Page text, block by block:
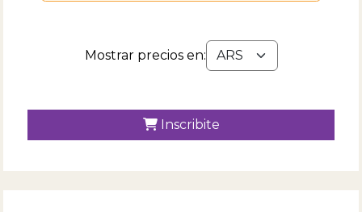
Mostrar precios en:
Inscribite